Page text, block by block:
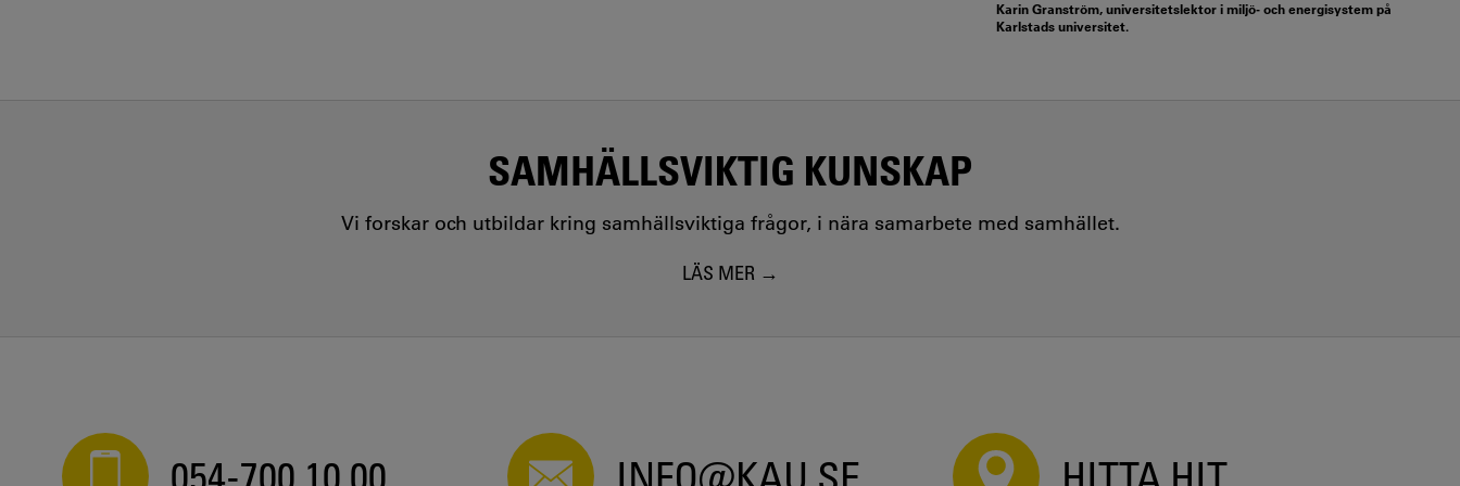
Karin Granström, universitetslektor i miljö- och energisystem på
Karlstads universitet.
SAMHÄLLSVIKTIG KUNSKAP
Vi forskar och utbildar kring samhällsviktiga frågor, i nära samarbete med samhället.
LÄS MER
054-700 10 00 INFO@KAU.SE HITTA HIT